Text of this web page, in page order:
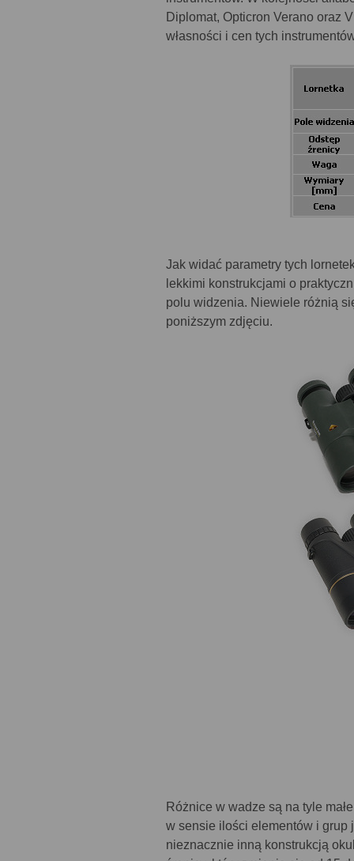
Diplomat, Opticron Verano oraz
własności i cen tych
Jak widać parametry tych
lekkimi konstrukcjami o
polu widzenia. Niewiele różnią
poniższym zdjęciu.
Różnice w wadze są na tyle
w sensie ilości elementów i grup
nieznacznie inną konstrukcją